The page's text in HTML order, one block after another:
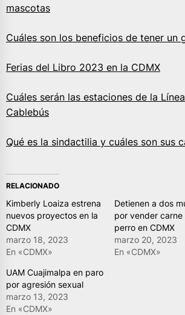
mascotas
Cuáles son los beneficios de tener un
Ferias del Libro 2023 en la CDMX
Cuáles serán las estaciones de la
Cablebús
Qué es la sindactilia y cuáles son sus
RELACIONADO
Kimberly Loaiza estrena
nuevos proyectos en la
CDMX
marzo 18, 2023
En «CDMX»
Detienen a dos
por vender carne
perro en CDMX
marzo 20, 2023
En «CDMX»
UAM Cuajimalpa en paro
por agresión sexual
marzo 13, 2023
En «CDMX»